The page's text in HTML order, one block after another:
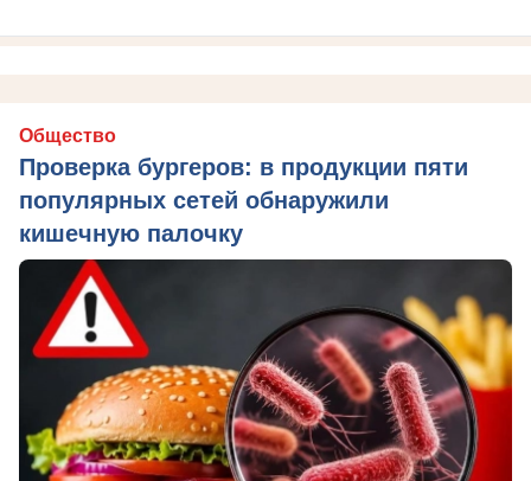
Общество
Проверка бургеров: в продукции пяти
популярных сетей обнаружили
кишечную палочку